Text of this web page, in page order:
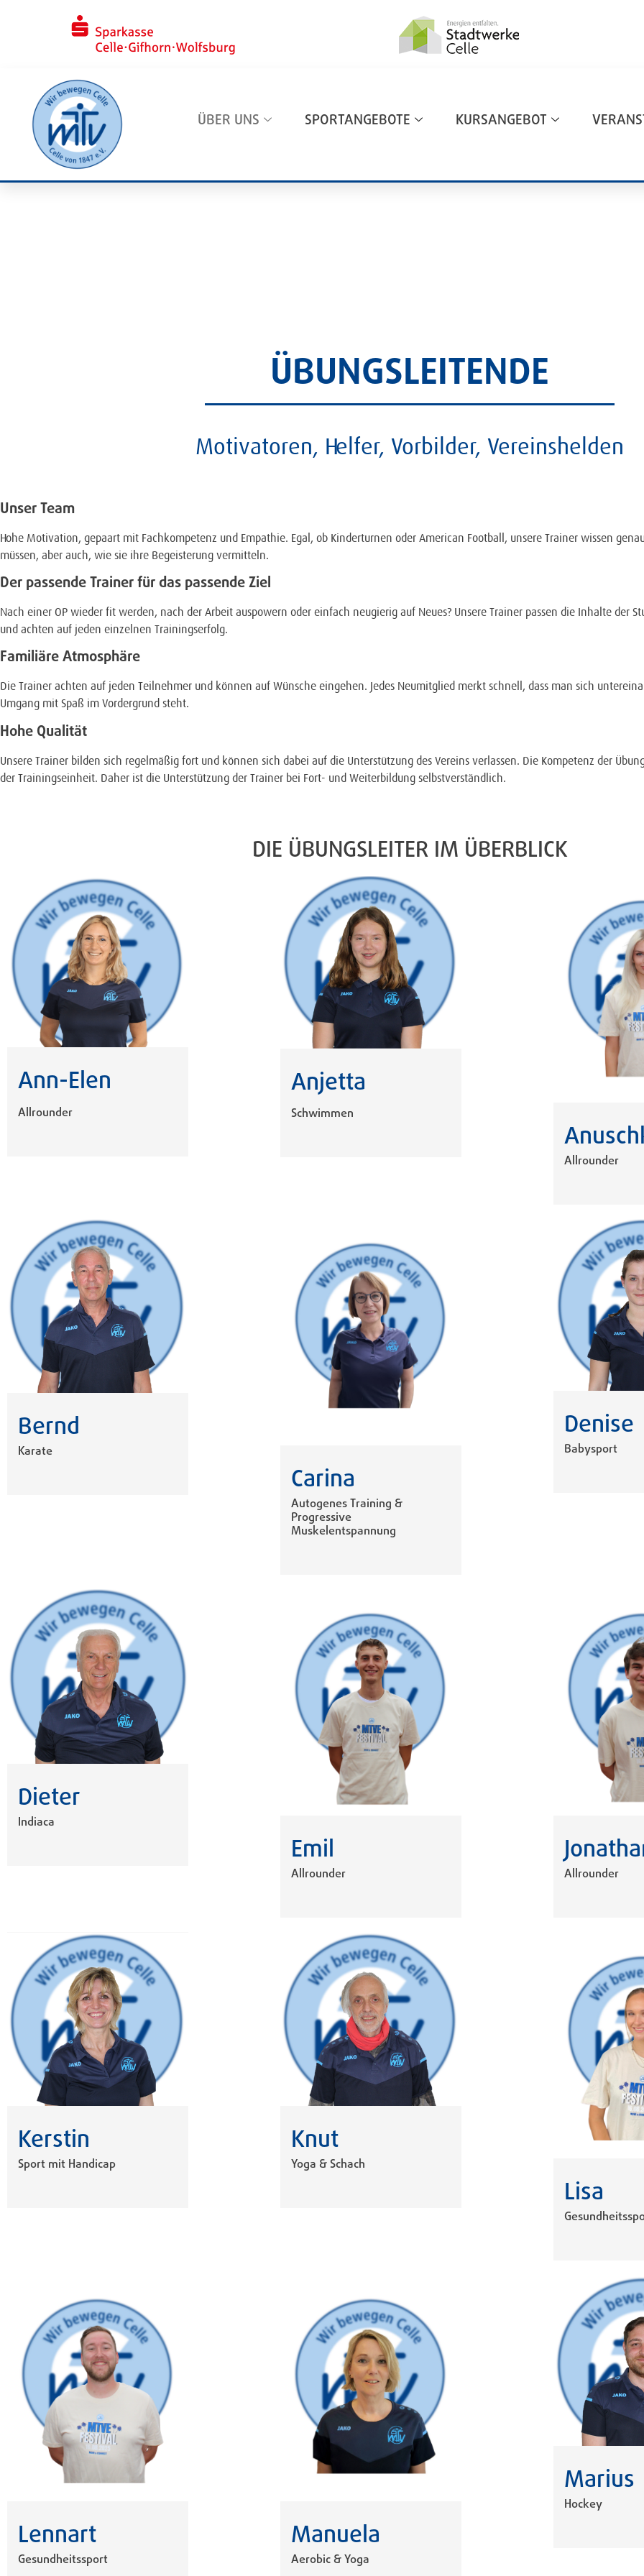
ÜBER UNS SPORTANGEBOTE KURSANGEBOT
ÜBUNGSLEITENDE
Motivatoren, Helfer, Vorbilder, Vereinshelden
Unser Team
Hohe Motivation, gepaart mit Fachkompetenz und Empathie. Egal, ob Kinderturnen oder American Football, unsere Trainer wissen
müssen, aber auch, wie sie ihre Begeisterung vermitteln.
Der passende Trainer für das passende Ziel
Nach einer OP wieder fit werden, nach der Arbeit auspowern oder einfach neugierig auf Neues? Unsere Trainer passen die Inhalte der
und achten auf jeden einzelnen Trainingserfolg.
Familiäre Atmosphäre
Die Trainer achten auf jeden Teilnehmer und können auf Wünsche eingehen. Jedes Neumitglied merkt schnell, dass man sich
Umgang mit Spaß im Vordergrund steht.
Hohe Qualität
Unsere Trainer bilden sich regelmäßig fort und können sich dabei auf die Unterstützung des Vereins verlassen. Die Kompetenz der
der Trainingseinheit. Daher ist die Unterstützung der Trainer bei Fort- und Weiterbildung selbstverständlich.
DIE ÜBUNGSLEITER IM ÜBERBLICK
Ann-Elen
Allrounder
Anjetta
Schwimmen
Allrounder
Bernd
Karate
Carina
Autogenes Training &
Progressive
Muskelentspannung
Denise
Babysport
Dieter
Indiaca
Emil
Allrounder Allrounder
Kerstin
Sport mit Handicap
Knut
Yoga & Schach
Lisa
Lennart
Gesundheitssport
Manuela
Aerobic & Yoga
Marius
Hockey